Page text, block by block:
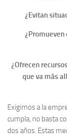
¿Evitan
¿Ofrecen
que va más
Exigimos a la
cumpla, no basta
dos años. Estas